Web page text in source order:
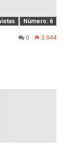
Número: 6
0 2.044